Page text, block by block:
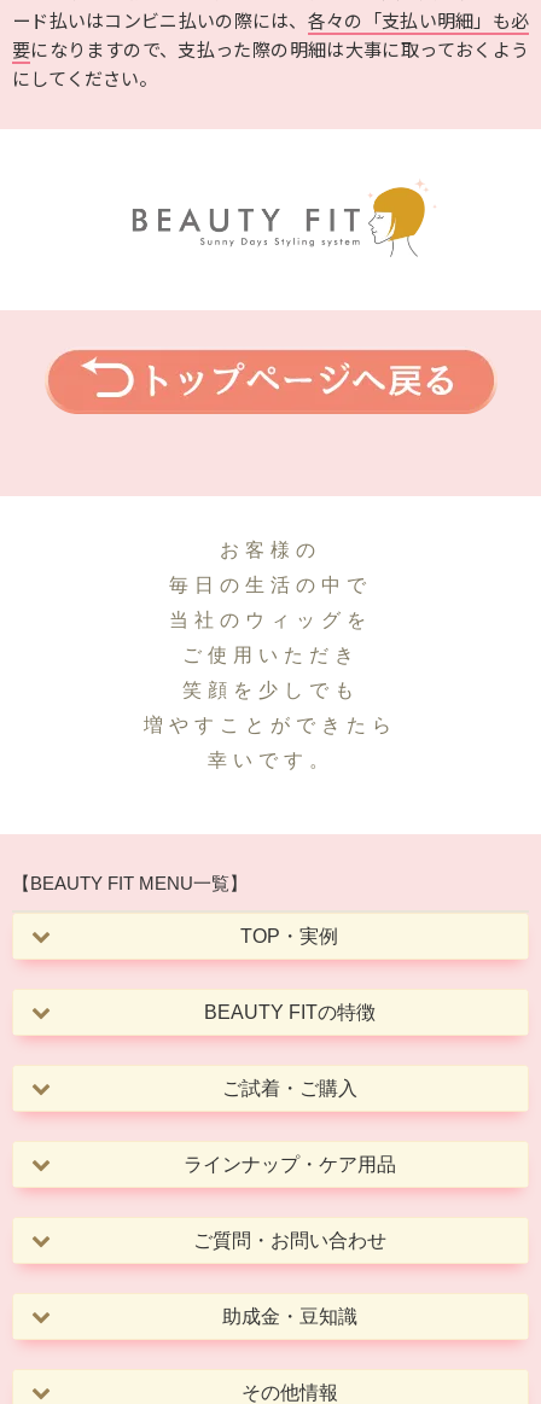
ード払いはコンビニ払いの際には、 各々の「支払い明細」も必
要になりますので、支払った際の明細は大事に取っておくよう
にしてください。
お客様の
毎日の生活の中で
当社のウィッグを
ご使用いただき
笑顔を少しでも
増やすことができたら
幸いです。
【BEAUTY FIT MENU一覧】
TOP・実例
BEAUTY FITの特徴
ご試着・ご購入
ラインナップ・ケア用品
ご質問・お問い合わせ
助成金・豆知識
その他情報